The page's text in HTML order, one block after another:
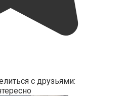
с друзьями: